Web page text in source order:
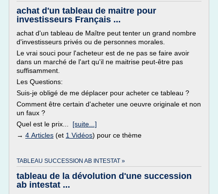
achat d'un tableau de maitre pour
investisseurs Français ...
achat d'un tableau de Maître peut tenter un grand nombre
d'investisseurs privés ou de personnes morales.
Le vrai souci pour l'acheteur est de ne pas se faire avoir
dans un marché de l'art qu'il ne maitrise peut-être pas
suffisamment.
Les Questions:
Suis-je obligé de me déplacer pour acheter ce tableau ?
Comment être certain d'acheter une oeuvre originale et non
un faux ?
Quel est le prix... [suite...]
→ 4 Articles (et 1 Vidéos) pour ce thème
TABLEAU SUCCESSION AB INTESTAT »
tableau de la dévolution d'une succession
ab intestat ...